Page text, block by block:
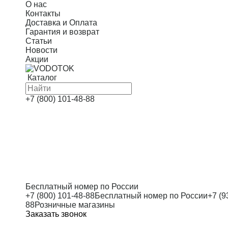
О нас
Контакты
Доставка и Оплата
Гарантия и возврат
Статьи
Новости
Акции
Каталог
+7 (800) 101-48-88
Бесплатный номер по России
+7 (800) 101-48-88Бесплатный номер по России+7
88Розничные магазины
Заказать звонок
Скважинные насосы
Оголовки
Циркуляционные насосы